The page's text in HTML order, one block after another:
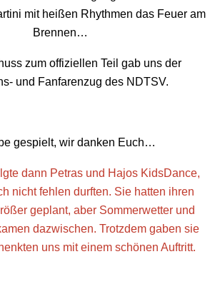
mit heißen Rhythmen das Feuer am
Brennen…
zum offiziellen Teil gab uns der
und Fanfarenzug des NDTSV.
gespielt, wir danken Euch…
dann Petras und Hajos KidsDance,
nicht fehlen durften. Sie hatten ihren
geplant, aber Sommerwetter und
dazwischen. Trotzdem gaben sie
uns mit einem schönen Auftritt.